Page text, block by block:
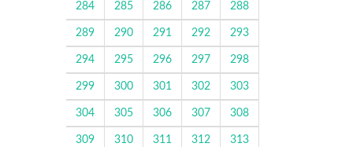
284 285 286 287 288
289 290 291 292 293
294 295 296 297 298
299 300 301 302 303
304 305 306 307 308
309 310 311 312 313